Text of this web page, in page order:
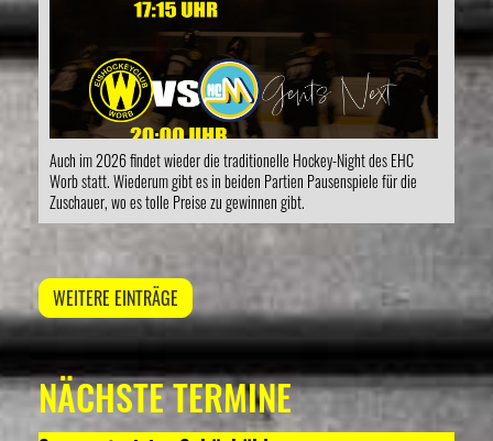
Auch im 2026 findet wieder die traditionelle Hockey-Night des EHC
Worb statt. Wiederum gibt es in beiden Partien Pausenspiele für die
Zuschauer, wo es tolle Preise zu gewinnen gibt.
WEITERE EINTRÄGE
NÄCHSTE TERMINE